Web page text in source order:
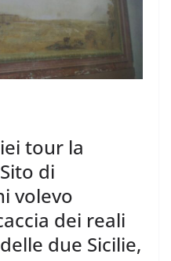
tour la
di
volevo
dei reali
due Sicilie,